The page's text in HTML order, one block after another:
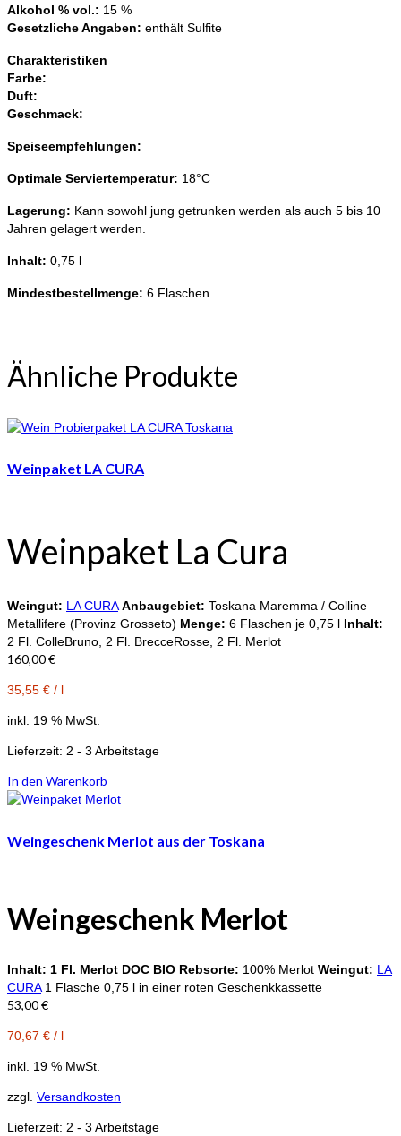
Alkohol % vol.: 15 %
Gesetzliche Angaben: enthält Sulfite
Charakteristiken
Farbe:
Duft:
Geschmack:
Speiseempfehlungen:
Optimale Serviertemperatur: 18°C
Lagerung: Kann sowohl jung getrunken werden als auch 5 bis 10
Jahren gelagert werden.
Inhalt: 0,75 l
Mindestbestellmenge: 6 Flaschen
Ähnliche Produkte
Weinpaket LA CURA
Weinpaket La Cura
Weingut: LA CURA Anbaugebiet: Toskana Maremma / Colline
Metallifere (Provinz Grosseto) Menge: 6 Flaschen je 0,75 l Inhalt:
2 Fl. ColleBruno, 2 Fl. BrecceRosse, 2 Fl. Merlot
160,00€
35,55 € / l
inkl. 19 % MwSt.
Lieferzeit: 2 - 3 Arbeitstage
In den Warenkorb
Weingeschenk Merlot aus der Toskana
Weingeschenk Merlot
Inhalt: 1 Fl. Merlot DOC BIO Rebsorte: 100% Merlot Weingut: LA
CURA1 Flasche 0,75 l in einer roten Geschenkkassette
53,00€
70,67 € / l
inkl. 19 % MwSt.
zzgl. Versandkosten
Lieferzeit: 2 - 3 Arbeitstage